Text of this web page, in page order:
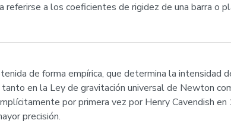
a los coeficientes de rigidez de una barra o
de forma empírica, que determina la intensidad
en la Ley de gravitación universal de Newton
por primera vez por Henry Cavendish
precisión.